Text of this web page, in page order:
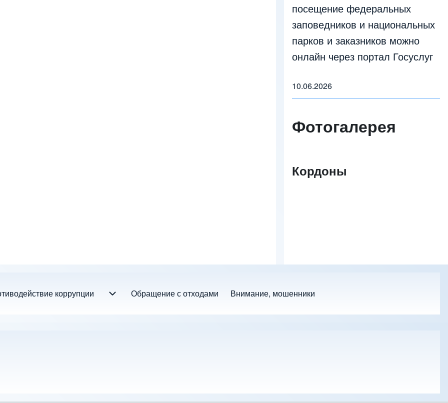
посещение федеральных
заповедников и национальных
парков и заказников можно
онлайн через портал Госуслуг
10.06.2026
Фотогалерея
Кордоны
коррупции
Противодействие коррупции подменю
Обращение с отходами Внимание, мошенники